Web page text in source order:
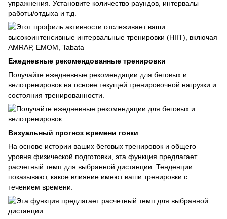
упражнения. Установите количество раундов, интервалы
работы/отдыха и т.д.
Ежедневные рекомендованные тренировки
Получайте ежедневные рекомендации для беговых и
велотренировок на основе текущей тренировочной нагрузки и
состояния тренированности.
Визуальный прогноз времени гонки
На основе истории ваших беговых тренировок и общего
уровня физической подготовки, эта функция предлагает
расчетный темп для выбранной дистанции. Тенденции
показывают, какое влияние имеют ваши тренировки с
течением времени.